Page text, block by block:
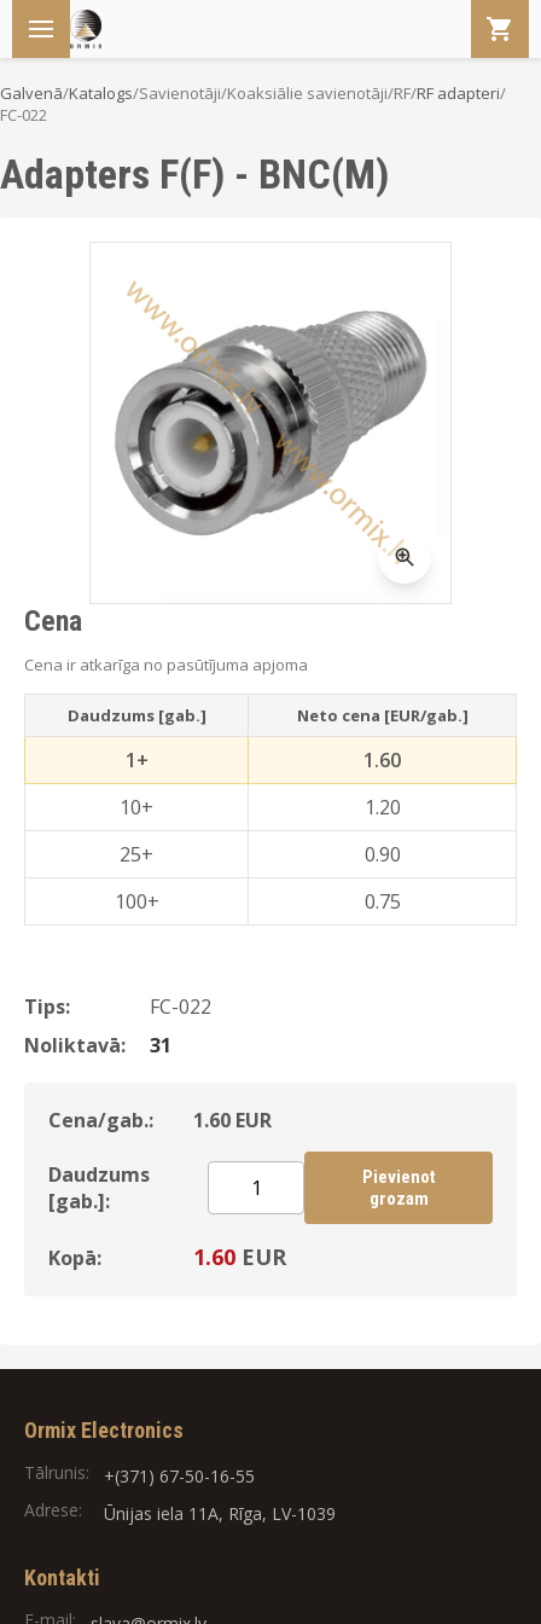
Galvenā/Katalogs/Savienotāji/Koaksiālie savienotāji/RF/RF adapteri/
FC-022
Adapters F(F) - BNC(M)
Tips:
FC-022
Noliktavā:
31
Cena/gab.: 1.60 EUR
Daudzums
[gab.]:
Pievienot
grozam
Kopā: 1.60 EUR
Cena
Cena ir atkarīga no pasūtījuma apjoma
Daudzums [gab.] Neto cena [EUR/gab.]
1+
1.60
10+
1.20
25+
0.90
100+
0.75
Ormix Electronics
Tālrunis:
+(371) 67-50-16-55
Adrese:
Ūnijas iela 11A, Rīga, LV-1039
Kontakti